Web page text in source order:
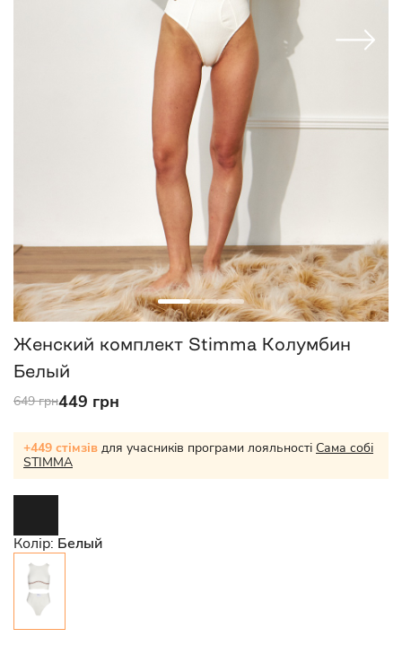
Женский комплект Stimma Колумбин
Белый
649 грн449 грн
+449 стімзів для учасників програми лояльності Сама собі
STIMMA
Колір: Белый